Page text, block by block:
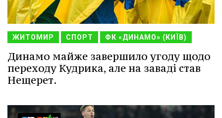
ЖИТОМИР СПОРТ ФК «ДИНАМО» (КИЇВ)
Динамо майже завершило угоду щодо
переходу Кудрика, але на заваді став
Нещерет.